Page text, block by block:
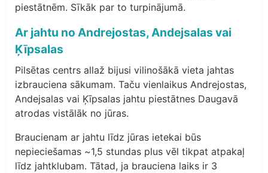
piestātnēm. Sīkāk par to turpinājumā.
Ar jahtu no Andrejostas, Andejsalas vai
Ķīpsalas
Pilsētas centrs allaž bijusi vilinošākā vieta jahtas
izbrauciena sākumam. Taču vienlaikus Andrejostas,
Andejsalas vai Ķīpsalas jahtu piestātnes Daugavā
atrodas vistālāk no jūras.
Braucienam ar jahtu līdz jūras ietekai būs
nepieciešamas ~1,5 stundas plus vēl tikpat atpakaļ
līdz jahtklubam. Tātad, ja brauciena laiks ir 3